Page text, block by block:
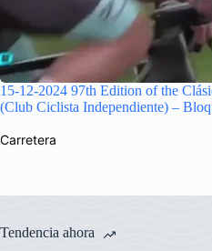
15-12-2024 97th Edition of the
(Club Ciclista Independiente) –
Carretera
Tendencia ahora